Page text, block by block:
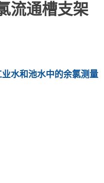
流通槽支架
水和池水中的余氯测量